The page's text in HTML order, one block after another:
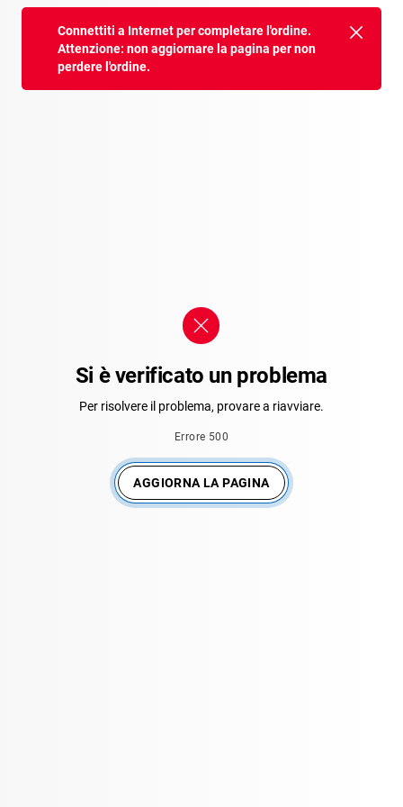
Connettiti a Internet per completare l'ordine.
Attenzione: non aggiornare la pagina per non
perdere l'ordine.
Si è verificato un problema
Per risolvere il problema, provare a riavviare.
Errore 500
AGGIORNA LA PAGINA